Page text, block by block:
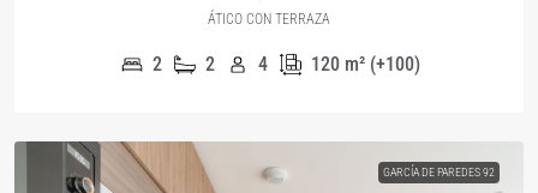
ÁTICO CON TERRAZA
2 2 4 120 m² (+100)
GARCÍA DE PAREDES 92